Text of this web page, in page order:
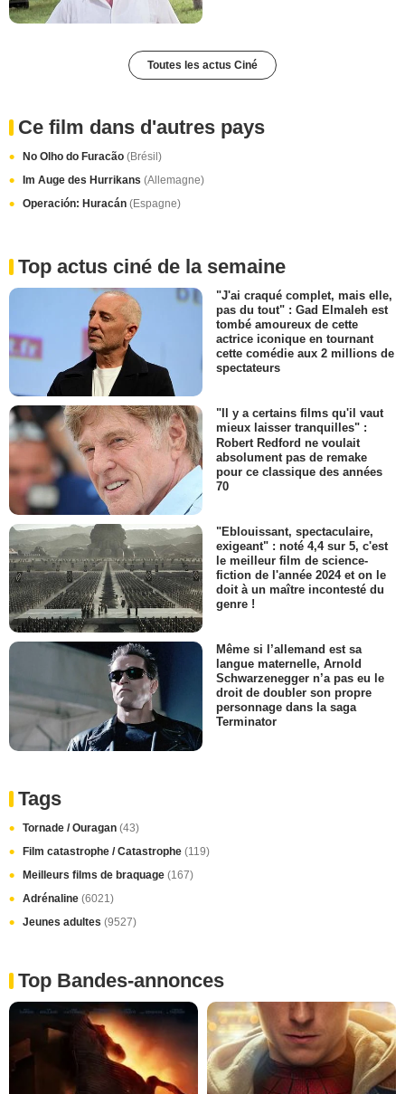
Toutes les actus Ciné
Ce film dans d'autres pays
No Olho do Furacão (Brésil)
Im Auge des Hurrikans (Allemagne)
Operación: Huracán (Espagne)
Top actus ciné de la semaine
"J'ai craqué complet, mais elle,
pas du tout" : Gad Elmaleh est
tombé amoureux de cette
actrice iconique en tournant
cette comédie aux 2 millions de
spectateurs
"Il y a certains films qu'il vaut
mieux laisser tranquilles" :
Robert Redford ne voulait
absolument pas de remake
pour ce classique des années
70
"Eblouissant, spectaculaire,
exigeant" : noté 4,4 sur 5, c'est
le meilleur film de science-
fiction de l'année 2024 et on le
doit à un maître incontesté du
genre !
Même si l’allemand est sa
langue maternelle, Arnold
Schwarzenegger n’a pas eu le
droit de doubler son propre
personnage dans la saga
Terminator
Tags
Tornade / Ouragan (43)
Film catastrophe / Catastrophe (119)
Meilleurs films de braquage (167)
Adrénaline (6021)
Jeunes adultes (9527)
Top Bandes-annonces